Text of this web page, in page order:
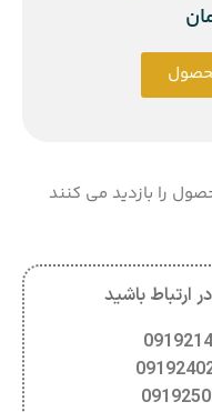
را بازدید می کنند
ارتباط باشید